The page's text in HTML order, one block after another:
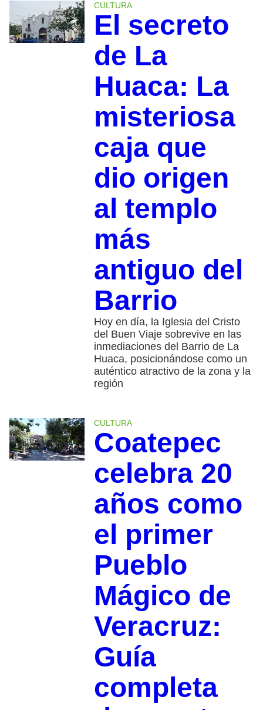
CULTURA
El secreto
de La
Huaca: La
misteriosa
caja que
dio origen
al templo
más
antiguo del
Barrio
Hoy en día, la Iglesia del Cristo
del Buen Viaje sobrevive en las
inmediaciones del Barrio de La
Huaca, posicionándose como un
auténtico atractivo de la zona y la
región
CULTURA
Coatepec
celebra 20
años como
el primer
Pueblo
Mágico de
Veracruz:
Guía
completa